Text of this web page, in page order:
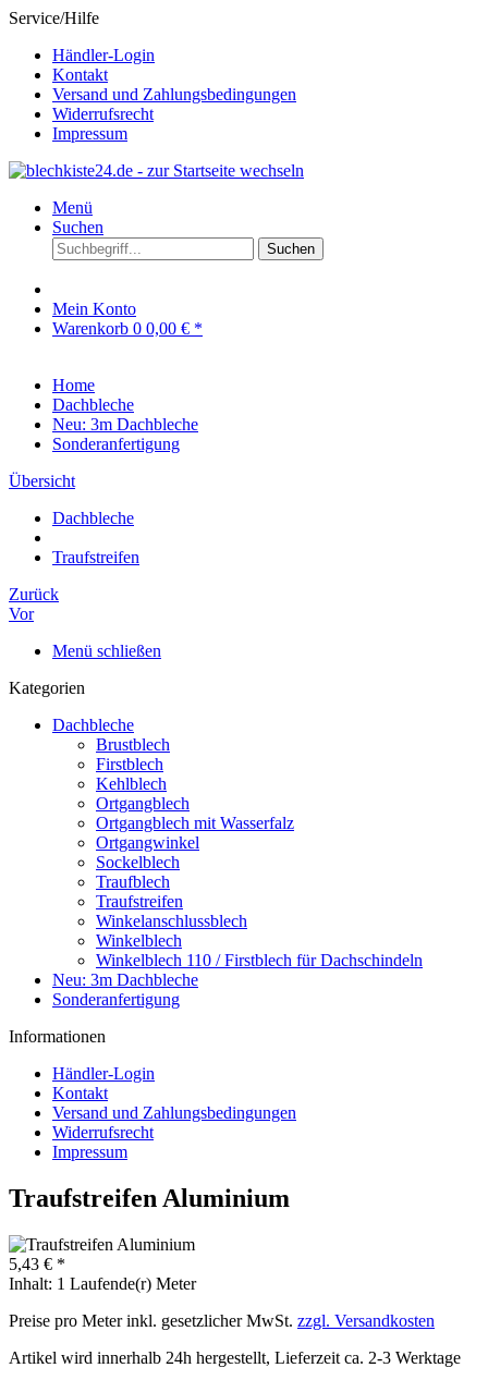
Service/Hilfe
Händler-Login
Kontakt
Versand und Zahlungsbedingungen
Widerrufsrecht
Impressum
Menü
Suchen
Suchen
Mein Konto
Warenkorb 0 0,00 € *
Home
Dachbleche
Neu: 3m Dachbleche
Sonderanfertigung
Übersicht
Dachbleche
Traufstreifen
Zurück
Vor
Menü schließen
Kategorien
Dachbleche
Brustblech
Firstblech
Kehlblech
Ortgangblech
Ortgangblech mit Wasserfalz
Ortgangwinkel
Sockelblech
Traufblech
Traufstreifen
Winkelanschlussblech
Winkelblech
Winkelblech 110 / Firstblech für Dachschindeln
Neu: 3m Dachbleche
Sonderanfertigung
Informationen
Händler-Login
Kontakt
Versand und Zahlungsbedingungen
Widerrufsrecht
Impressum
Traufstreifen Aluminium
5,43 € *
Inhalt: 1 Laufende(r) Meter
Preise pro Meter inkl. gesetzlicher MwSt. zzgl. Versandkosten
Artikel wird innerhalb 24h hergestellt, Lieferzeit ca. 2-3 Werktage